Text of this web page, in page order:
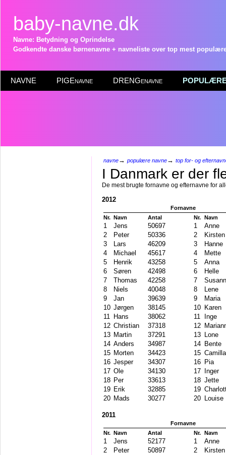
baby-navne.dk
Navne: Betydning og Oprindelse
Godkendte danske børnenavne + navneliste over top mest
NAVNE PIGEnavne DRENGenavne
navne→ populære navne→ top for- og
I Danmark er der
De mest brugte fornavne og efternavne for
2012
Fornavne
Nr. Navn Antal Nr. Navn
1 Jens 50697 1
Anne
2
Peter 50336 2
Kirsten
3
Lars 46209 3
Hanne
4
Michael 45617 4
Mette
5
Henrik 43258 5
Anna
6
Søren 42498 6
Helle
7
Thomas 42258 7
8
Niels 40048 8
Lene
9
Jan 39639 9
Maria
10 Jørgen 38145 10 Karen
11 Hans 38062 11
Inge
12 Christian 37318 12
13 Martin 37291 13 Lone
14 Anders 34987 14 Bente
15 Morten 34423 15 Camilla
16 Jesper 34307 16 Pia
17 Ole 34130 17
Inger
18 Per 33613 18 Jette
19 Erik 32885 19
20 Mads 30277 20 Louise
2011
Fornavne
Nr. Navn Antal Nr. Navn
1 Jens 52177 1
Anne
2
Peter 50897 2
Kirsten